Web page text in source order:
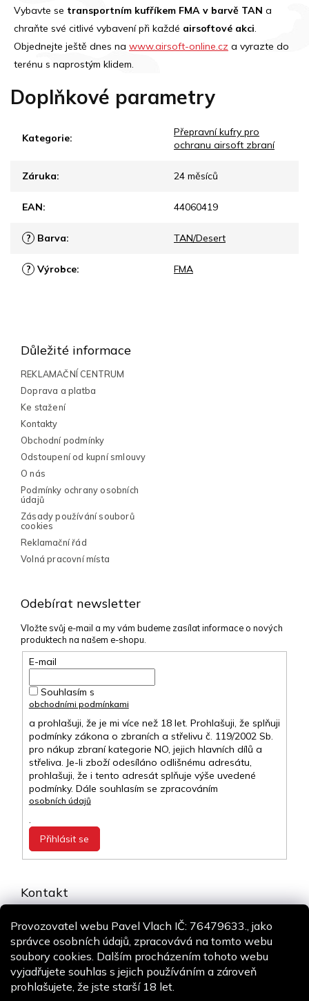
Provozovatel webu Pavel Vlach IČ: 76479633., jako
správce osobních údajů, zpracovává na tomto webu
soubory cookies. Dalším procházením tohoto webu
vyjadřujete souhlas s jejich používáním a zároveň
prohlašujete, že jste starší 18 let.
Vybavte se transportním kufříkem FMA v barvě TAN a
chraňte své citlivé vybavení při každé airsoftové akci.
Objednejte ještě dnes na www.airsoft-online.cz a vyrazte do
terénu s naprostým klidem.
Doplňkové parametry
Kategorie:
Přepravní kufry pro
ochranu airsoft zbraní
Záruka: 24 měsíců
EAN: 44060419
? Barva: TAN/Desert
? Výrobce: FMA
Odebírat newsletter
Vložte svůj e-mail a my vám budeme zasílat informace o nových
produktech na našem e-shopu.
E-mail
Souhlasím s
obchodními podmínkami
a prohlašuji, že je mi více než 18 let. Prohlašuji, že splňuji
podmínky zákona o zbraních a střelivu č. 119/2002 Sb.
pro nákup zbraní kategorie NO, jejich hlavních dílů a
střeliva. Je-li zboží odesíláno odlišnému adresátu,
prohlašuji, že i tento adresát splňuje výše uvedené
podmínky. Dále souhlasím se zpracováním
osobních údajů
.
Přihlásit se
Kontakt
+420 775 106 530
Staň se fanouškem
Důležité informace
REKLAMAČNÍ CENTRUM
Doprava a platba
Ke stažení
Kontakty
Obchodní podmínky
Odstoupení od kupní smlouvy
O nás
Podmínky ochrany osobních
údajů
Zásady používání souborů
cookies
Reklamační řád
Volná pracovní místa